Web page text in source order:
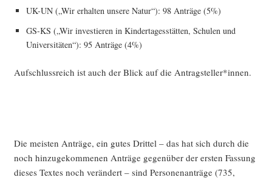
UK-UN („Wir erhal­ten unse­re Natur“): 98 Anträ­ge (5%)
GS-KS („Wir inves­tie­ren in Kin­der­ta­ges­stät­ten, Schu­len und
Uni­ver­si­tä­ten“): 95 Anträ­ge (4%)
Auf­schluss­reich ist auch der Blick auf die Antragsteller*innen.
Die meis­ten Anträ­ge, ein gutes Drit­tel – das hat sich durch die
noch hin­zu­ge­kom­me­nen Anträ­ge gegen­über der ers­ten Fas­sung
die­ses Tex­tes noch ver­än­dert – sind Per­so­nen­an­trä­ge (735,